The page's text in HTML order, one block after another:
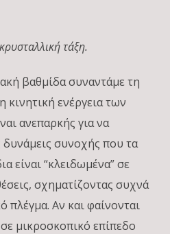
τάξη.
βαθμίδα συναντάμε τη
ενέργεια των
ανεπαρκής για να
δυνάμεις συνοχής που τα
είναι “κλειδωμένα” σε
σχηματίζοντας συχνά
πλέγμα. Αν και φαίνονται
μικροσκοπικό επίπεδο